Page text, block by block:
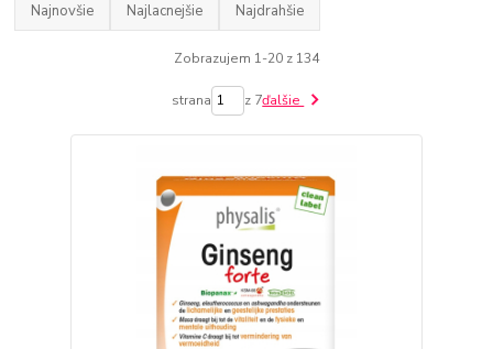
Najnovšie Najlacnejšie Najdrahšie
Zobrazujem 1-20 z 134
strana z 7ďalšie